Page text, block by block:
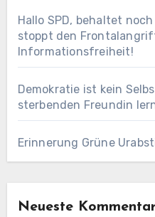
Hallo SPD, behaltet
stoppt den
Informationsfreiheit!
Demokratie ist kein
sterbenden Freundin
Erinnerung Grüne
Neueste